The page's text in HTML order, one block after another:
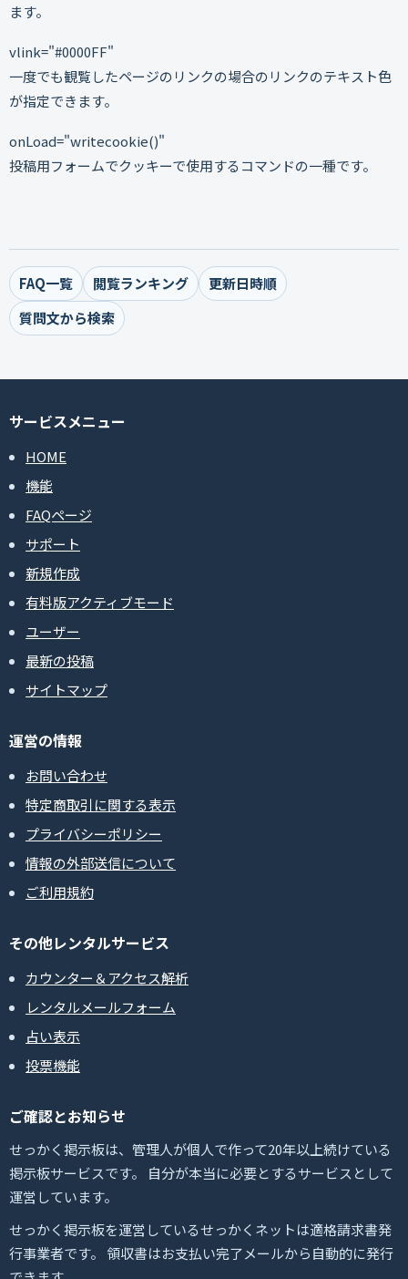
ます。
vlink="#0000FF"
一度でも観覧したページのリンクの場合のリンクのテキスト色
が指定できます。
onLoad="writecookie()"
投稿用フォームでクッキーで使用するコマンドの一種です。
FAQ一覧 閲覧ランキング
更新日時順
質問文から検索
サービスメニュー
HOME
機能
FAQページ
サポート
新規作成
有料版アクティブモード
ユーザー
最新の投稿
サイトマップ
運営の情報
お問い合わせ
特定商取引に関する表示
プライバシーポリシー
情報の外部送信について
ご利用規約
その他レンタルサービス
カウンター＆アクセス解析
レンタルメールフォーム
占い表示
投票機能
ご確認とお知らせ
せっかく掲示板は、管理人が個人で作って20年以上続けている
掲示板サービスです。 自分が本当に必要とするサービスとして
運営しています。
せっかく掲示板を運営しているせっかくネットは適格請求書発
行事業者です。 領収書はお支払い完了メールから自動的に発行